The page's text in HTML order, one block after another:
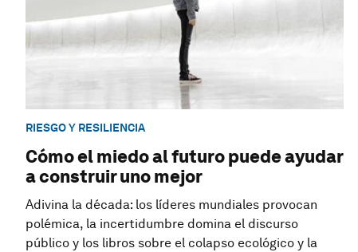
RIESGO Y RESILIENCIA
Cómo el miedo al futuro puede ayudar
a construir uno mejor
Adivina la década: los líderes mundiales provocan
polémica, la incertidumbre domina el discurso
público y los libros sobre el colapso ecológico y la